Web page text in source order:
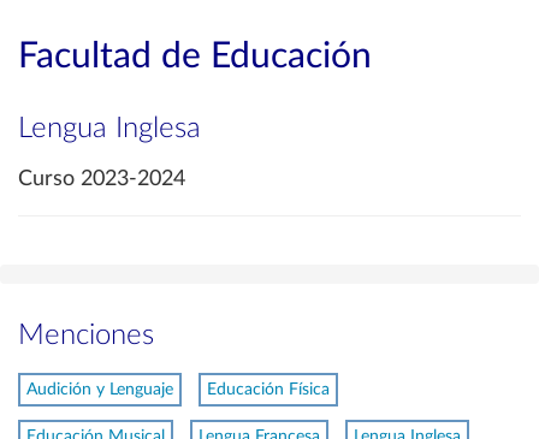
Facultad de Educación
Lengua Inglesa
Curso 2023-2024
Menciones
Audición y Lenguaje Educación Física